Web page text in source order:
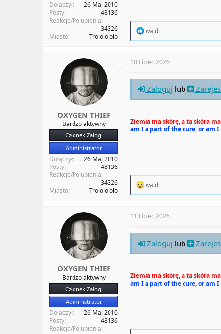
Dołączył
26 Maj 2010
Posty
48136
Reakcje/Polubienia
34326
Miasto
Trololololo
R
t
o
n
s
:
waldi
OXYGEN THIEF
Bardzo aktywny
Członek Załogi
Administrator
Dołączył
26 Maj 2010
Posty
48136
Reakcje/Polubienia
34326
Miasto
Trololololo
10 Lipiec 2026
Zaloguj lub
Ziemia ma skórę, a ta skóra
am I a part of the cure, or am
R
t
o
n
s
:
waldi
OXYGEN THIEF
Bardzo aktywny
Członek Załogi
Administrator
Dołączył
26 Maj 2010
Posty
48136
Reakcje/Polubienia
11 Lipiec 2026
Zaloguj lub
Ziemia ma skórę, a ta skóra
am I a part of the cure, or am